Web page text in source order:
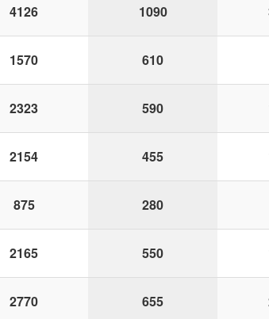
4126 1090
1570 610
2323 590
2154 455
875 280
2165 550
2770 655